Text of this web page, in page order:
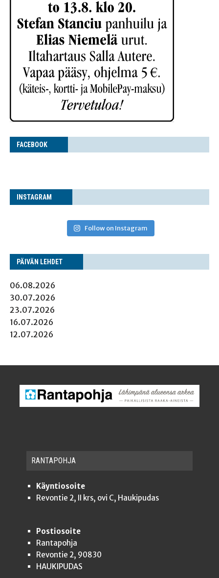
FACE­BOOK
INS­TA­GRAM
Follow on Instagram
PÄI­VÄN LEHDET
06.08.2026
30.07.2026
23.07.2026
16.07.2026
12.07.2026
RAN­TA­POH­JA
Käyntiosoite
Revontie 2, II krs, ovi C, Haukipudas
Postiosoite
Rantapohja
Revontie 2, 90830
HAUKIPUDAS